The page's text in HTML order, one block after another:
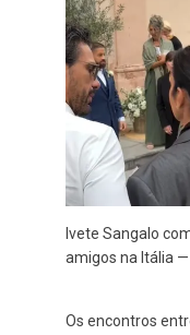
Ivete Sangalo
amigos na Itália
Os encontros